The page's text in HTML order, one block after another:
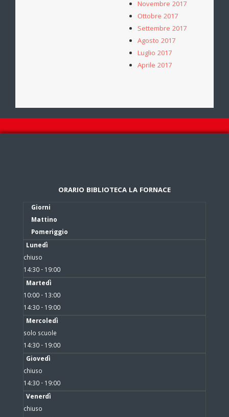
Novembre 2017
Ottobre 2017
Settembre 2017
Agosto 2017
Luglio 2017
Aprile 2017
ORARIO BIBLIOTECA LA FORNACE
Giorni
Mattino
Pomeriggio
Lunedì
chiuso
14:30 - 19:00
Martedì
10:00 - 13:00
14:30 - 19:00
Mercoledì
solo scuole
14:30 - 19:00
Giovedì
chiuso
14:30 - 19:00
Venerdì
chiuso